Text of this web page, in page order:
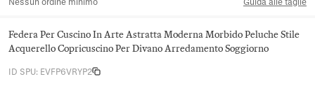
Federa Per Cuscino In Arte Astratta Moderna Morbido Peluche Stile
Acquerello Copricuscino Per Divano Arredamento Soggiorno
ID SPU: EVFP6VRYP2